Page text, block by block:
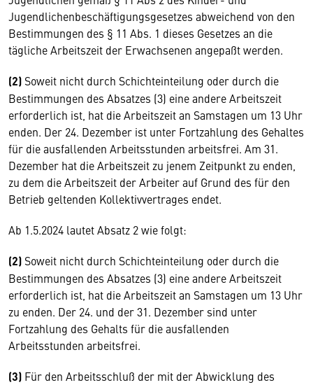
Jugendlichenbeschäftigungsgesetzes abweichend von den
Bestimmungen des § 11 Abs. 1 dieses Gesetzes an die
tägliche Arbeitszeit der Erwachsenen angepaßt werden.
(2) Soweit nicht durch Schichteinteilung oder durch die
Bestimmungen des Absatzes (3) eine andere Arbeitszeit
erforderlich ist, hat die Arbeitszeit an Samstagen um 13 Uhr
enden. Der 24. Dezember ist unter Fortzahlung des Gehaltes
für die ausfallenden Arbeitsstunden arbeitsfrei. Am 31.
Dezember hat die Arbeitszeit zu jenem Zeitpunkt zu enden,
zu dem die Arbeitszeit der Arbeiter auf Grund des für den
Betrieb geltenden Kollektivvertrages endet.
Ab 1.5.2024 lautet Absatz 2 wie folgt:
(2) Soweit nicht durch Schichteinteilung oder durch die
Bestimmungen des Absatzes (3) eine andere Arbeitszeit
erforderlich ist, hat die Arbeitszeit an Samstagen um 13 Uhr
zu enden. Der 24. und der 31. Dezember sind unter
Fortzahlung des Gehalts für die ausfallenden
Arbeitsstunden arbeitsfrei.
(3) Für den Arbeitsschluß der mit der Abwicklung des